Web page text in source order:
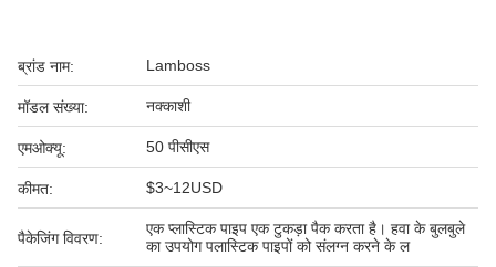
ब्रांड नाम: Lamboss
मॉडल संख्या: नक्काशी
एमओक्यू: 50 पीसीएस
कीमत: $3~12USD
पैकेजिंग विवरण:
एक प्लास्टिक पाइप एक टुकड़ा पैक करता है। हवा के बुलबुले
का उपयोग पलास्टिक पाइपों को संलग्न करने के ल